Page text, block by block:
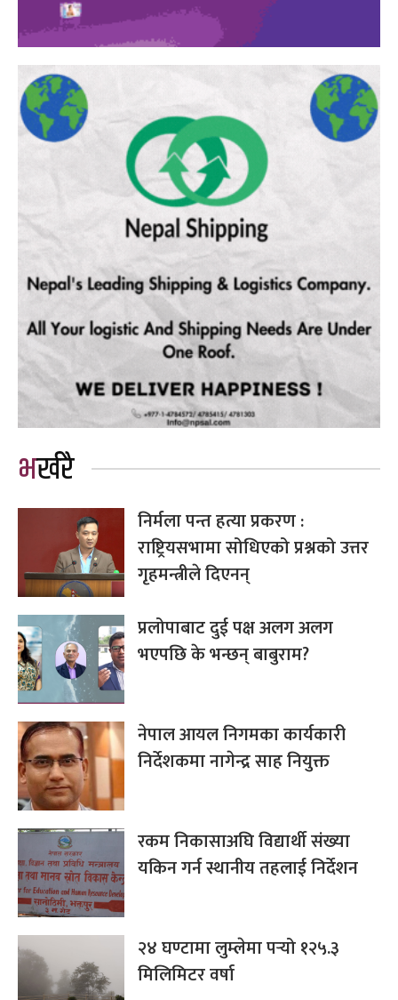
भर्खरै
निर्मला पन्त हत्या प्रकरण :
राष्ट्रियसभामा सोधिएको प्रश्नको उत्तर
गृहमन्त्रीले दिएनन्
प्रलोपाबाट दुई पक्ष अलग अलग
भएपछि के भन्छन् बाबुराम?
नेपाल आयल निगमका कार्यकारी
निर्देशकमा नागेन्द्र साह नियुक्त
रकम निकासाअघि विद्यार्थी संख्या
यकिन गर्न स्थानीय तहलाई निर्देशन
२४ घण्टामा लुम्लेमा पर्‍यो १२५.३
मिलिमिटर वर्षा